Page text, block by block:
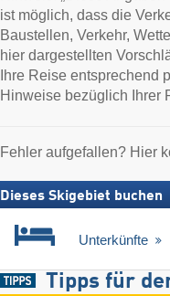
ist möglich, dass die
Baustellen, Verkehr,
hier dargestellten
Ihre Reise entsprechend
Hinweise bezüglich Ihrer
Fehler aufgefallen? Hier
Dieses Skigebiet buchen
Unterkünfte
Tipps für